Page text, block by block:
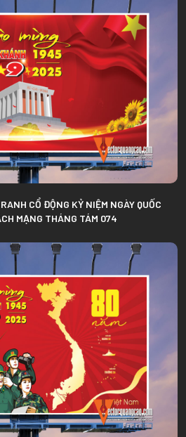
CỔ ĐỘNG KỶ NIỆM NGÀY QUỐC
MẠNG THÁNG TÁM 074